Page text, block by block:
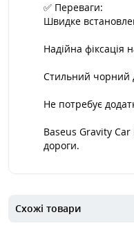
✅ Переваги:
Швидке
Надійна фіксація
Стильний чорний
Не потребує
Baseus Gravity Car
дороги.
Схожі товари